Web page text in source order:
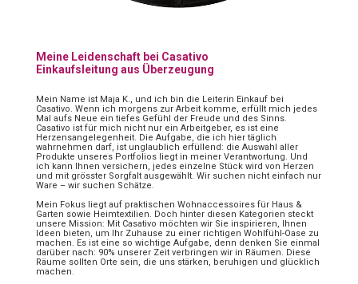
Meine Leidenschaft bei Casativo
Einkaufsleitung aus Überzeugung
Mein Name ist Maja K., und ich bin die Leiterin Einkauf bei
Casativo. Wenn ich morgens zur Arbeit komme, erfüllt mich jedes
Mal aufs Neue ein tiefes Gefühl der Freude und des Sinns.
Casativo ist für mich nicht nur ein Arbeitgeber, es ist eine
Herzensangelegenheit. Die Aufgabe, die ich hier täglich
wahrnehmen darf, ist unglaublich erfüllend: die Auswahl aller
Produkte unseres Portfolios liegt in meiner Verantwortung. Und
ich kann Ihnen versichern, jedes einzelne Stück wird von Herzen
und mit grösster Sorgfalt ausgewählt. Wir suchen nicht einfach nur
Ware – wir suchen Schätze.
Mein Fokus liegt auf praktischen Wohnaccessoires für Haus &
Garten sowie Heimtextilien. Doch hinter diesen Kategorien steckt
unsere Mission: Mit Casativo möchten wir Sie inspirieren, Ihnen
Ideen bieten, um Ihr Zuhause zu einer richtigen Wohlfühl-Oase zu
machen. Es ist eine so wichtige Aufgabe, denn denken Sie einmal
darüber nach: 90% unserer Zeit verbringen wir in Räumen. Diese
Räume sollten Orte sein, die uns stärken, beruhigen und glücklich
machen.